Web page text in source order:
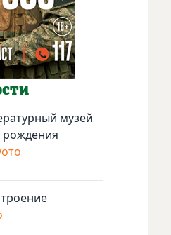
музей
рождения